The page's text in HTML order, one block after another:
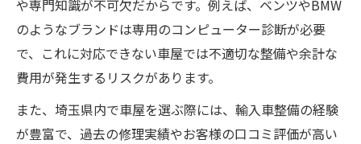
や専門知識が不可欠だからです。例えば、ベンツやBMW
のようなブランドは専用のコンピューター診断が必要
で、これに対応できない車屋では不適切な整備や余計な
費用が発生するリスクがあります。
また、埼玉県内で車屋を選ぶ際には、輸入車整備の経験
が豊富で、過去の修理実績やお客様の口コミ評価が高い